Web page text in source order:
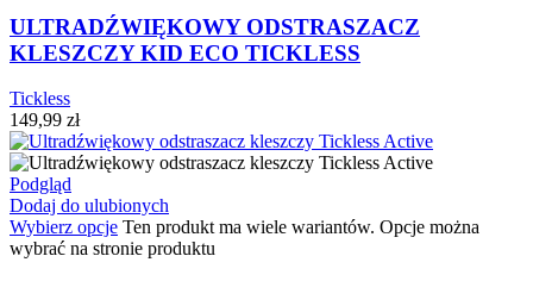
ULTRADŹWIĘKOWY ODSTRASZACZ
KLESZCZY KID ECO TICKLESS
Tickless
149,99 zł
Podgląd
Dodaj do ulubionych
Wybierz opcje Ten produkt ma wiele wariantów. Opcje można
wybrać na stronie produktu